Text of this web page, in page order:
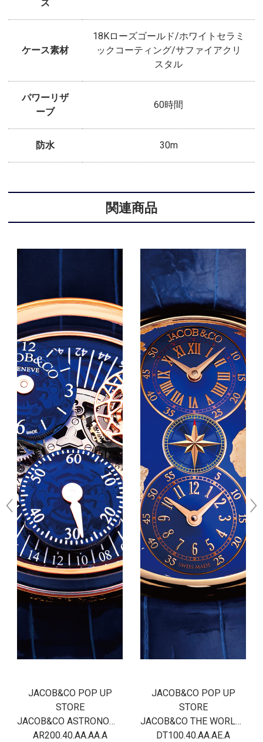
ズ
ケース素材
18Kローズゴールド/ホワイトセラミ
ックコーティング/サファイアクリ
スタル
パワーリザ
ーブ
60時間
防水 30m
関連商品
JACOB&CO POP UP
STORE
JACOB&CO ASTRONOMIA REGULATOR
AR200.40.AA.AA.A
JACOB&CO POP UP
STORE
JACOB&CO THE WORLD IS YOURS DUAL TIME ZONE
DT100.40.AA.AE.A